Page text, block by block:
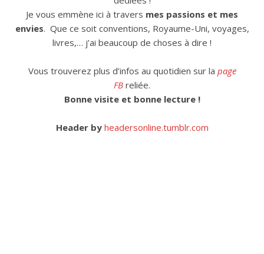
Je vous emmène ici à travers mes passions et mes
envies. Que ce soit conventions, Royaume-Uni, voyages,
livres,… j’ai beaucoup de choses à dire !
Vous trouverez plus d’infos au quotidien sur la page
FB reliée.
Bonne visite et bonne lecture !
Header by headersonline.tumblr.com